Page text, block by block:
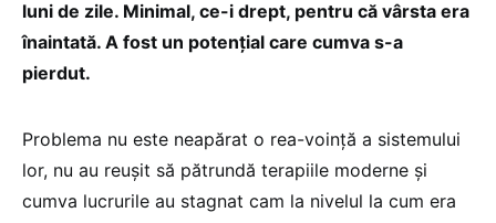
luni de zile. Minimal, ce-i drept, pentru că vârsta era
înaintată. A fost un potențial care cumva s-a
pierdut.
Problema nu este neapărat o rea-voință a sistemului
lor, nu au reușit să pătrundă terapiile moderne și
cumva lucrurile au stagnat cam la nivelul la cum era